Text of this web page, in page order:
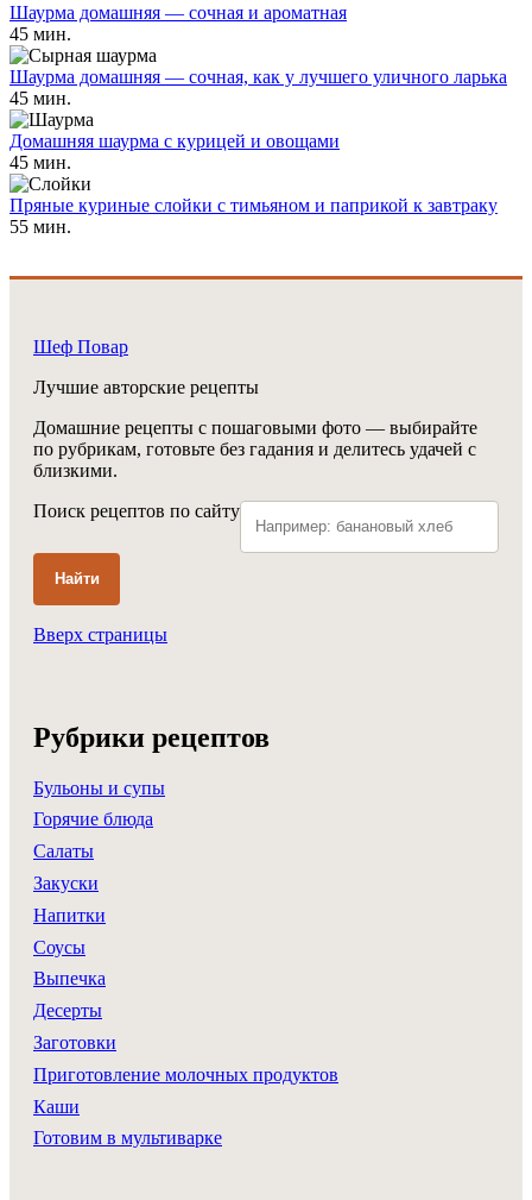
Шаурма домашняя — сочная и ароматная
45 мин.
Шаурма домашняя — сочная, как у лучшего уличного ларька
45 мин.
Домашняя шаурма с курицей и овощами
45 мин.
Пряные куриные слойки с тимьяном и паприкой к завтраку
55 мин.
Шеф Повар
Лучшие авторские рецепты
Домашние рецепты с пошаговыми фото — выбирайте
по рубрикам, готовьте без гадания и делитесь удачей с
близкими.
Поиск рецептов по сайту
Найти
Вверх страницы
Рубрики рецептов
Бульоны и супы
Горячие блюда
Салаты
Закуски
Напитки
Соусы
Выпечка
Десерты
Заготовки
Приготовление молочных продуктов
Каши
Готовим в мультиварке